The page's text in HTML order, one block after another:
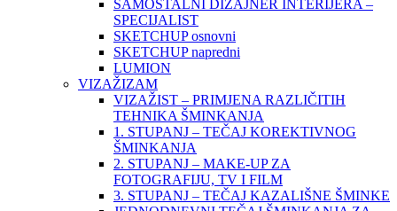
SAMOSTALNI DIZAJNER INTERIJERA –
SPECIJALIST
SKETCHUP osnovni
SKETCHUP napredni
LUMION
VIZAŽIZAM
VIZAŽIST – PRIMJENA RAZLIČITIH
TEHNIKA ŠMINKANJA
1. STUPANJ – TEČAJ KOREKTIVNOG
ŠMINKANJA
2. STUPANJ – MAKE-UP ZA
FOTOGRAFIJU, TV I FILM
3. STUPANJ – TEČAJ KAZALIŠNE ŠMINKE